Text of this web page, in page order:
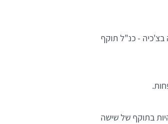
בצ'כיה - כנ"ל תוקף
בתוקף של שישה